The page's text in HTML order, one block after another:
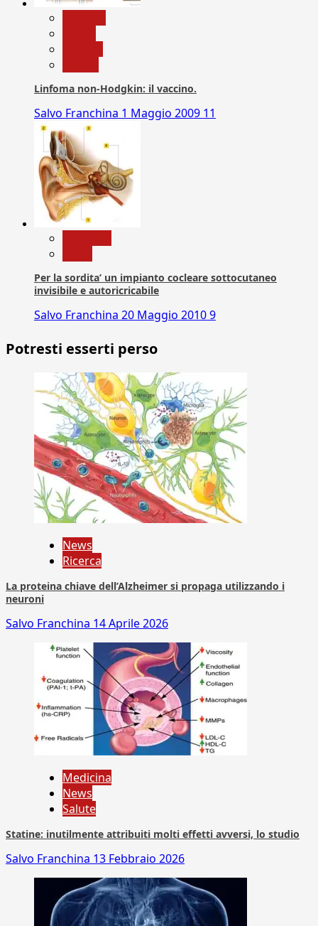
Linfoma non-Hodgkin: il vaccino.
Salvo Franchina 1 Maggio 2009 11
Per la sordita’ un impianto cocleare sottocutaneo
invisibile e autoricricabile
Salvo Franchina 20 Maggio 20109
Potresti esserti perso
News
Ricerca
La proteina chiave dell’Alzheimer si propaga utilizzando i
neuroni
Salvo Franchina 14 Aprile 2026
Medicina
News
Salute
Statine: inutilmente attribuiti molti effetti avversi, lo studio
Salvo Franchina 13 Febbraio 2026